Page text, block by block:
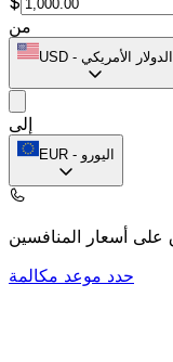
من
USD - الدولار الأمريكي
إلى
EUR - اليورو
حدد موعد مكالمة